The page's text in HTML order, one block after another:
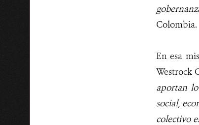
Colombia.
En esa
Westrock
aportan
social,
colectivo